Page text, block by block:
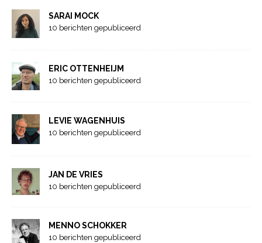
SARAI MOCK
10 berichten gepubliceerd
ERIC OTTENHEIJM
10 berichten gepubliceerd
LEVIE WAGENHUIS
10 berichten gepubliceerd
JAN DE VRIES
10 berichten gepubliceerd
MENNO SCHOKKER
10 berichten gepubliceerd